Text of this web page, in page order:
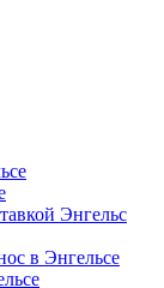
Энгельс
в Энгельсе